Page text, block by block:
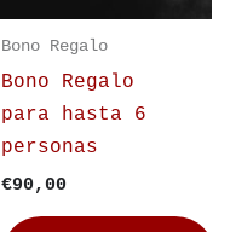
Bono Regalo
Bono Regalo
para hasta 6
personas
€90,00Rango